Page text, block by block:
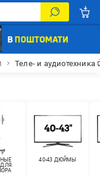
Теле- и аудиотехника
40-43 ДЮЙМЫ